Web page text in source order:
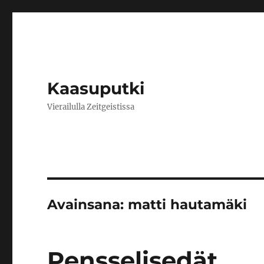
Kaasuputki
Vierailulla Zeitgeistissa
Avainsana: matti hautamäki